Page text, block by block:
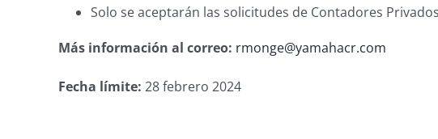
Solo se aceptarán las solicitudes de Contadores
Más información al correo: rmonge@yamahacr.com
Fecha límite: 28 febrero 2024